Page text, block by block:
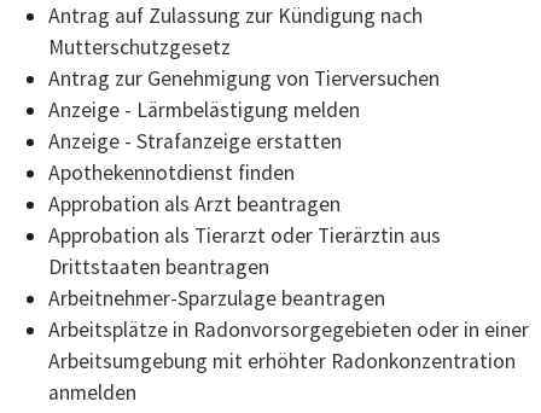
Antrag auf Zulassung zur Kündigung nach
Mutterschutzgesetz
Antrag zur Genehmigung von Tierversuchen
Anzeige - Lärmbelästigung melden
Anzeige - Strafanzeige erstatten
Apothekennotdienst finden
Approbation als Arzt beantragen
Approbation als Tierarzt oder Tierärztin aus
Drittstaaten beantragen
Arbeitnehmer-Sparzulage beantragen
Arbeitsplätze in Radonvorsorgegebieten oder in einer
Arbeitsumgebung mit erhöhter Radonkonzentration
anmelden